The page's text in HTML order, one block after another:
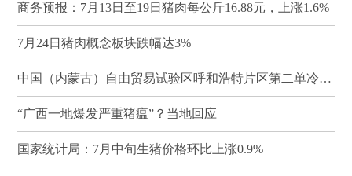
商务预报：7月13日至19日猪肉每公斤16.88元，上涨1.6%
7月24日猪肉概念板块跌幅达3%
中国（内蒙古）自由贸易试验区呼和浩特片区第二单冷冻猪肉发往蒙古国
“广西一地爆发严重猪瘟”？当地回应
国家统计局：7月中旬生猪价格环比上涨0.9%